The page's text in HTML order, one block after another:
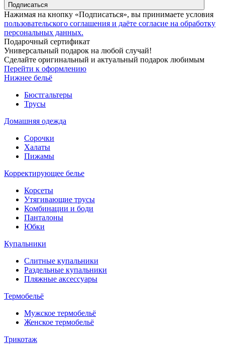
Подписаться
Нажимая на кнопку «Подписаться», вы принимаете условия
пользовательского соглашения и даёте согласие на обработку
персональных данных.
Подарочный сертификат
Универсальный подарок на любой случай!
Сделайте оригинальный и актуальный подарок любимым
Перейти к оформлению
Нижнее бельё
Бюстгальтеры
Трусы
Домашняя одежда
Сорочки
Халаты
Пижамы
Корректирующее белье
Корсеты
Утягивающие трусы
Комбинации и боди
Панталоны
Юбки
Купальники
Слитные купальники
Раздельные купальники
Пляжные аксессуары
Термобельё
Мужское термобельё
Женское термобельё
Трикотаж